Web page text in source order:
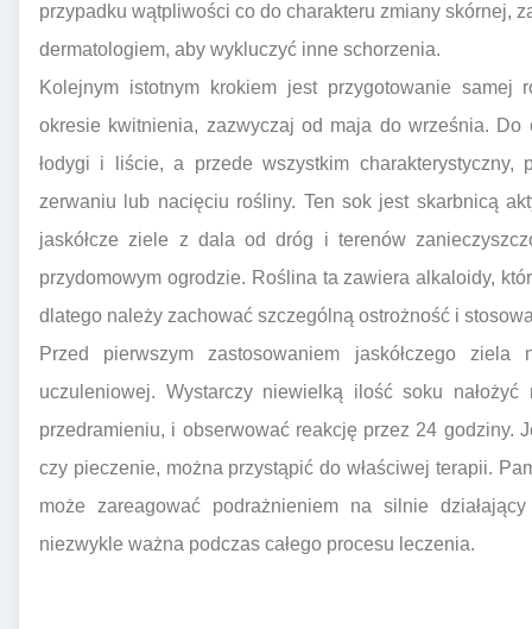
przypadku wątpliwości co do charakteru zmiany skórnej,
dermatologiem, aby wykluczyć inne schorzenia.
Kolejnym istotnym krokiem jest przygotowanie samej
okresie kwitnienia, zazwyczaj od maja do września. Do
łodygi i liście, a przede wszystkim charakterystyczny,
zerwaniu lub nacięciu rośliny. Ten sok jest skarbnicą
jaskółcze ziele z dala od dróg i terenów
przydomowym ogrodzie. Roślina ta zawiera alkaloidy,
dlatego należy zachować szczególną ostrożność i
Przed pierwszym zastosowaniem jaskółczego
uczuleniowej. Wystarczy niewielką ilość soku
przedramieniu, i obserwować reakcję przez 24 godziny.
czy pieczenie, można przystąpić do właściwej terapii.
może zareagować podrażnieniem na silnie
niezwykle ważna podczas całego procesu leczenia.